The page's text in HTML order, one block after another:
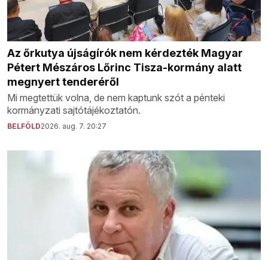
Az őrkutya újságírók nem kérdezték Magyar
Pétert Mészáros Lőrinc Tisza-kormány alatt
megnyert tenderéről
Mi megtettük volna, de nem kaptunk szót a pénteki
kormányzati sajtótájékoztatón.
BELFÖLD2026. aug. 7. 20:27